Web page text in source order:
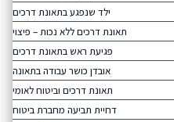
ילד שנפגע בתאונת דרכים
תאונת דרכים ללא נכות – פיצוי
פגיעת ראש בתאונת דרכים
אובדן כושר עבודה בתאונה
תאונת דרכים וביטוח לאומי
דחיית תביעה מחברת ביטוח